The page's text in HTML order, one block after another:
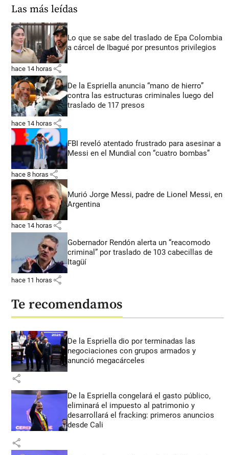
Las más leídas
Lo que se sabe del traslado de Epa Colombia
a cárcel de Ibagué por presuntos privilegios
hace 14 horas share
De la Espriella anuncia “mano de hierro”
contra las estructuras criminales luego del
traslado de 117 presos
hace 14 horas share
FBI reveló atentado frustrado para asesinar a
Messi en el Mundial con “cuatro bombas”
hace 8 horas share
Murió Jorge Messi, padre de Lionel Messi, en
Argentina
hace 14 horas share
Gobernador Rendón alerta un “reacomodo
criminal” por traslado de 103 cabecillas de
Itagüí
hace 11 horas share
Te recomendamos
De la Espriella dio por terminadas las
negociaciones con grupos armados y
anunció megacárceles
share
De la Espriella congelará el gasto público,
eliminará el impuesto al patrimonio y
desarrollará el fracking: primeros anuncios
desde Cali
share